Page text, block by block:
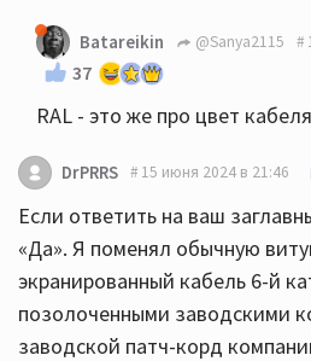
Batareikin @Sanya2115
37
RAL - это же про цвет
DrPRRS 15 июня 2024 в 21:46
Если ответить на ваш
«Да». Я поменял обычную
экранированный кабель 6-й
позолоченными заводскими
заводской патч-корд